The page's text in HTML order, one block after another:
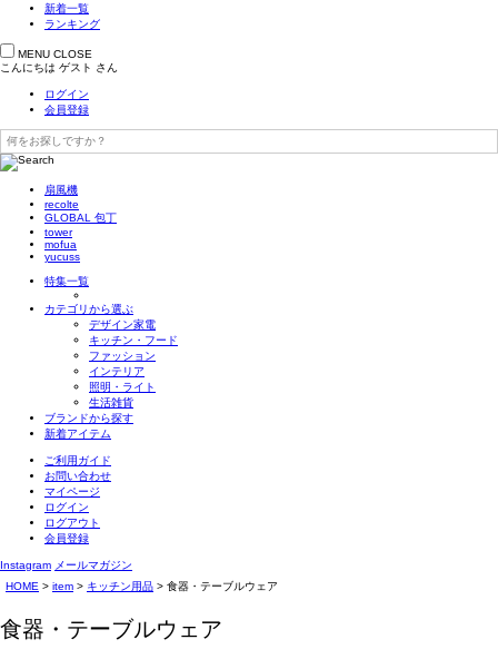
新着一覧
ランキング
MENU CLOSE
こんにちは ゲスト さん
ログイン
会員登録
扇風機
recolte
GLOBAL 包丁
tower
mofua
yucuss
特集一覧
カテゴリから選ぶ
デザイン家電
キッチン・フード
ファッション
インテリア
照明・ライト
生活雑貨
ブランドから探す
新着アイテム
ご利用ガイド
お問い合わせ
マイページ
ログイン
ログアウト
会員登録
Instagram メールマガジン
HOME
item キッチン用品 食器・テーブルウェア
食器・テーブルウェア